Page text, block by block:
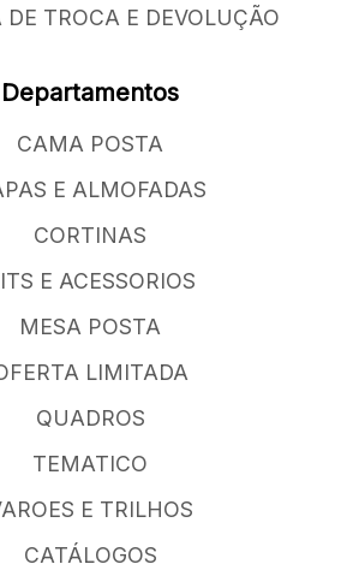
DE TROCA E DEVOLUÇÃO
Departamentos
CAMA POSTA
E ALMOFADAS
CORTINAS
E ACESSORIOS
MESA POSTA
LIMITADA
QUADROS
TEMATICO
E TRILHOS
CATÁLOGOS